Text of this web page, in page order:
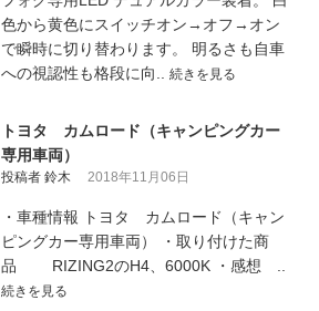
色から黄色にスイッチオン→オフ→オン
で瞬時に切り替わります。 明るさも自車
への視認性も格段に向.. 続きを見る
トヨタ カムロード（キャンピングカー
専用車両）
投稿者 鈴木 2018年11月06日
・車種情報 トヨタ カムロード（キャン
ピングカー専用車両） ・取り付けた商
品 RIZING2のH4、6000K ・感想 ..
続きを見る